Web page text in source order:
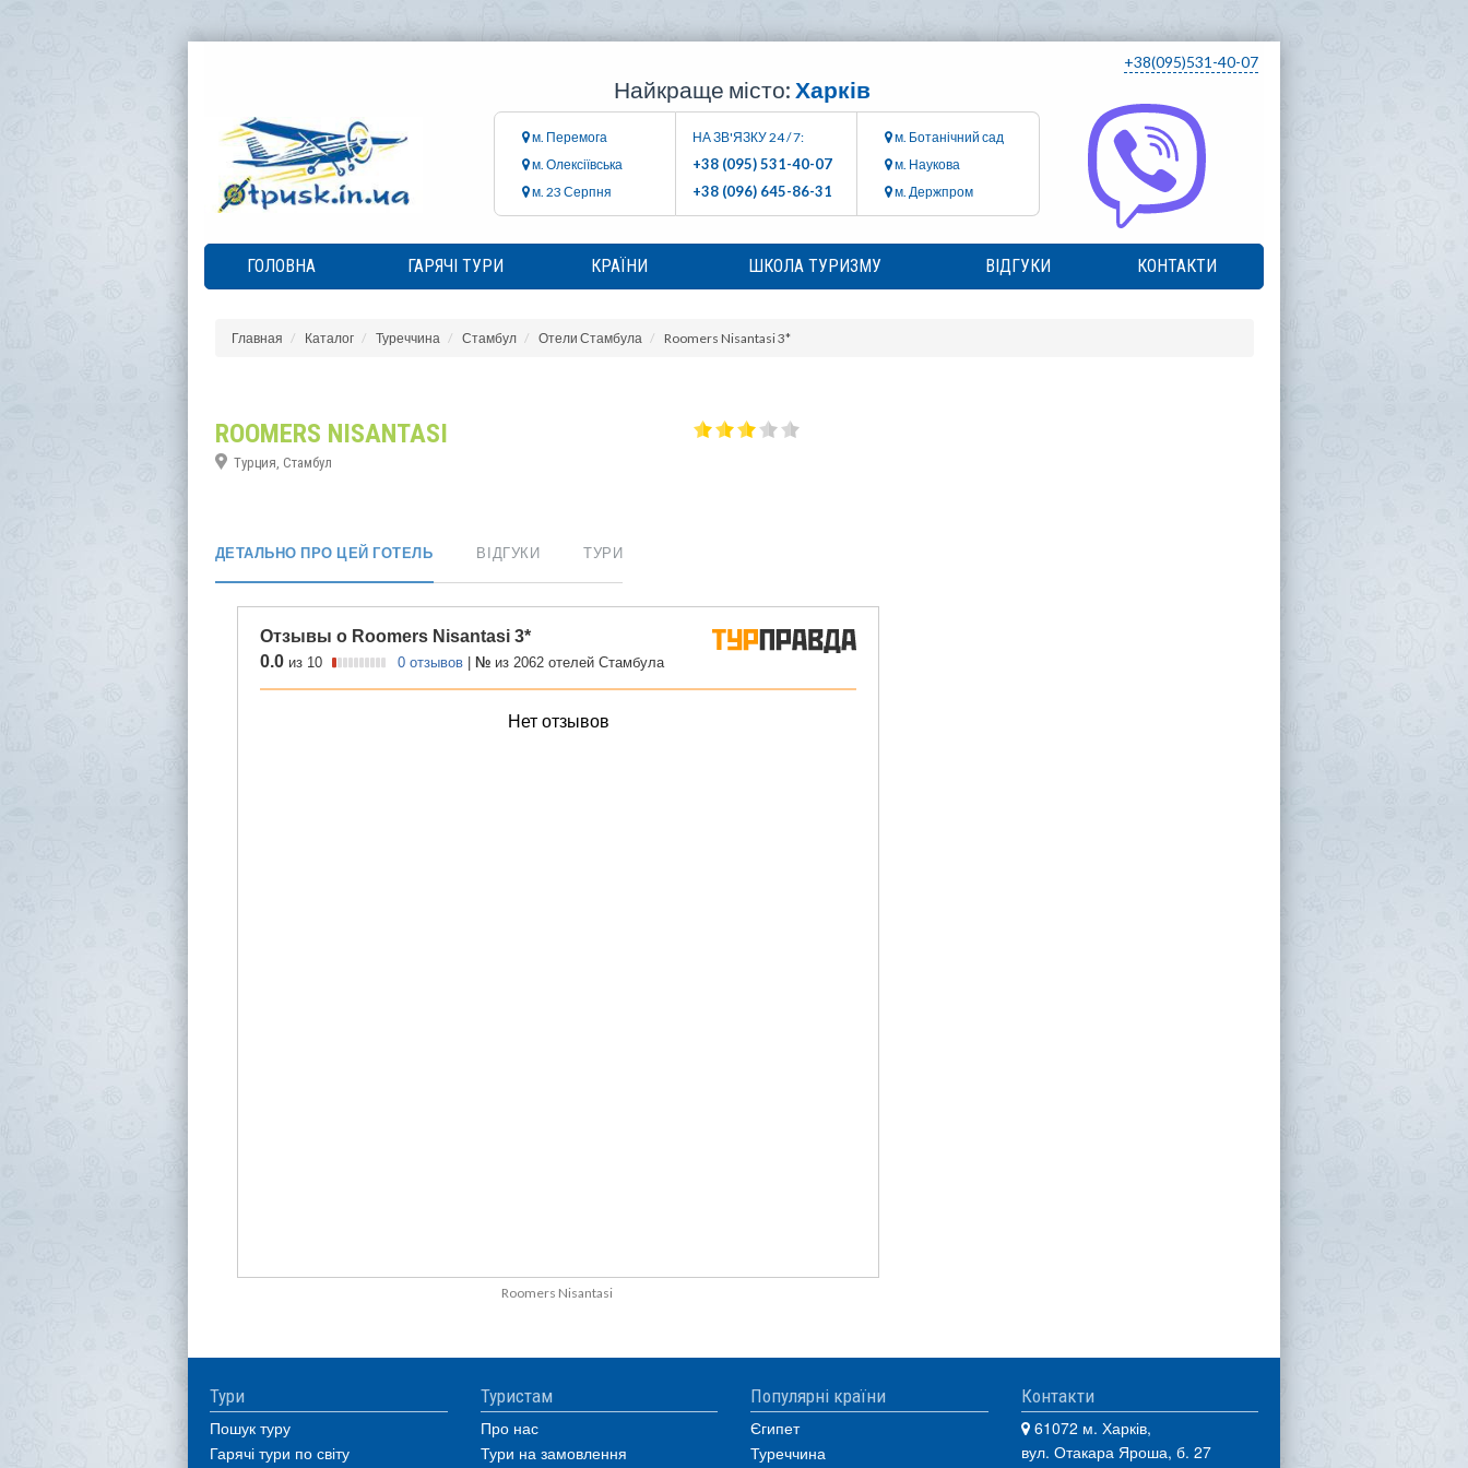
+38(095)531-40-07
Найкраще місто: Харків
м. Перемога
м. Олексіївська
м. 23 Серпня
НА ЗВ'ЯЗКУ 24 / 7:
+38 (095) 531-40-07
+38 (096) 645-86-31
м. Ботанічний сад
м. Наукова
м. Держпром
ГОЛОВНА ГАРЯЧІ ТУРИ КРАЇНИ ШКОЛА ТУРИЗМУ ВІДГУКИ КОНТАКТИ
Главная Каталог Туреччина Стамбул Отели Стамбула Roomers Nisantasi 3*
ROOMERS NISANTASI
Турция, Стамбул
ДЕТАЛЬНО ПРО ЦЕЙ ГОТЕЛЬ ВІДГУКИ ТУРИ
Roomers Nisantasi
Тури
Пошук туру
Гарячі тури по світу
Туристам
Про нас
Тури на замовлення
Популярні країни
Єгипет
Туреччина
Контакти
61072 м. Харків,
вул. Отакара Яроша, б. 27